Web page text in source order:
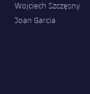
Wojciech Szczęsny
Joan Garcia